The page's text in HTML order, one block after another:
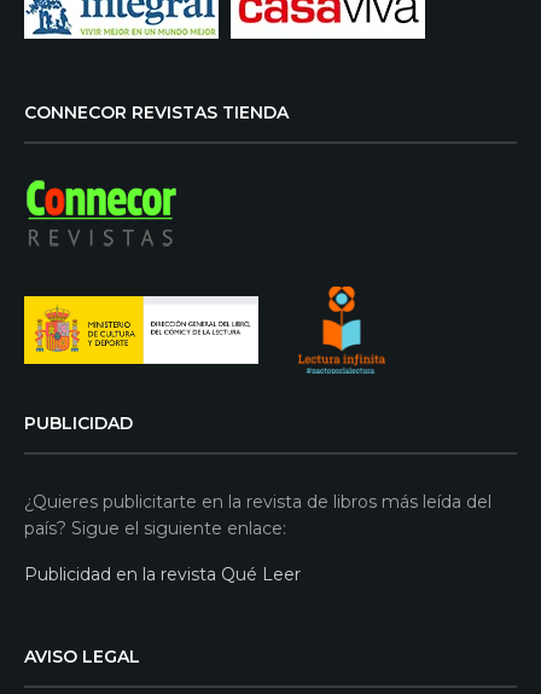
CONNECOR REVISTAS TIENDA
PUBLICIDAD
¿Quieres publicitarte en la revista de libros más leída del
país? Sigue el siguiente enlace:
Publicidad en la revista Qué Leer
AVISO LEGAL